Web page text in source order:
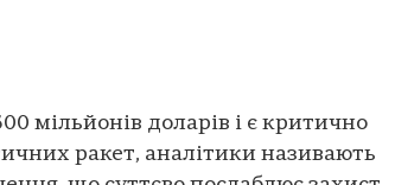
мільйонів доларів і є критично
ракет, аналітики називають